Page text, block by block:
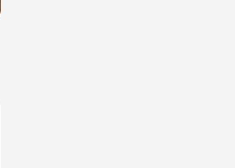
from compari.ro